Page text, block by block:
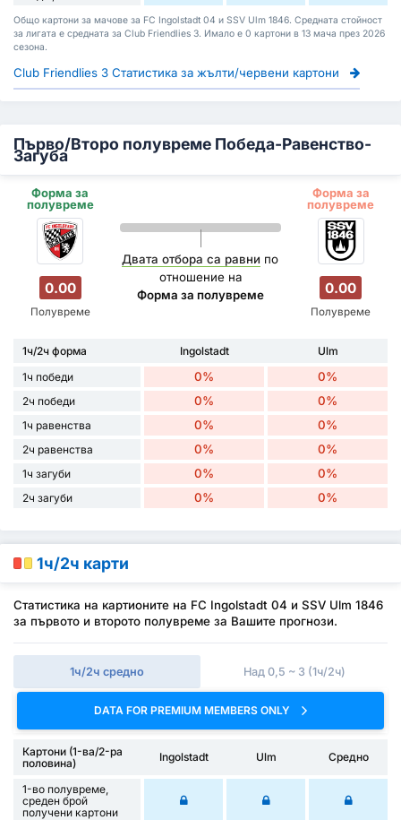
Общо картони за мачове за FC Ingolstadt 04 и SSV Ulm 1846. Средната стойност
за лигата е средната за Club Friendlies 3. Имало е 0 картони в 13 мача през 2026
сезона.
Club Friendlies 3 Статистика за жълти/червени картони
Първо/Второ полувреме Победа-Равенство-
Загуба
Форма за
полувреме
Форма за
полувреме
0.00
Полувреме
Двата отбора са равни по
отношение на
Форма за полувреме
0.00
Полувреме
1ч/2ч форма Ingolstadt
Ulm
1ч победи
0% 0%
2ч победи 0% 0%
1ч равенства 0% 0%
2ч равенства 0% 0%
1ч загуби 0% 0%
2ч загуби 0% 0%
1ч/2ч карти
Статистика на картионите на FC Ingolstadt 04 и SSV Ulm 1846
за първото и второто полувреме за Вашите прогнози.
1ч/2ч средно Над 0,5 ~ 3 (1ч/2ч)
DATA FOR PREMIUM MEMBERS ONLY
Картони (1-ва/2-ра
половина)
Ingolstadt Ulm Средно
1-во полувреме,
среден брой
получени картони